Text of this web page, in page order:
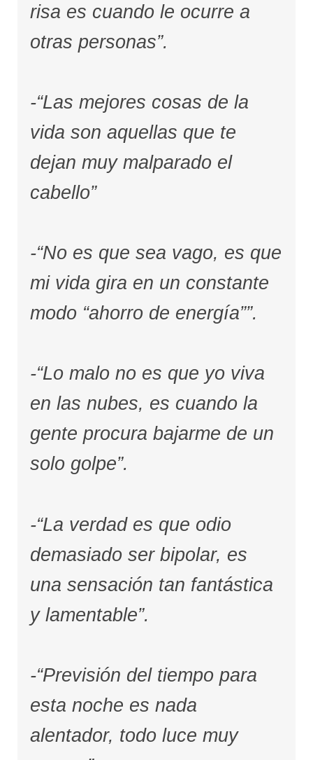
risa es cuando le ocurre a
otras personas”.
-“Las mejores cosas de la
vida son aquellas que te
dejan muy malparado el
cabello”
-“No es que sea vago, es que
mi vida gira en un constante
modo “ahorro de energía””.
-“Lo malo no es que yo viva
en las nubes, es cuando la
gente procura bajarme de un
solo golpe”.
-“La verdad es que odio
demasiado ser bipolar, es
una sensación tan fantástica
y lamentable”.
-“Previsión del tiempo para
esta noche es nada
alentador, todo luce muy